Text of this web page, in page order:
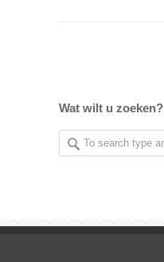
Wat wilt u zoeken?